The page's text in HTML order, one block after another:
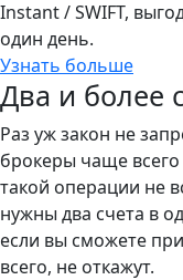
Instant / SWIFT,
один день.
Узнать больше
Два и более
Раз уж закон не
брокеры чаще всего
такой операции не
нужны два счета в
если вы сможете
всего, не откажут.